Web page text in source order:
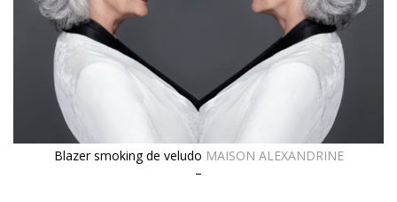
Blazer smoking de veludo MAISON ALEXANDRINE
–